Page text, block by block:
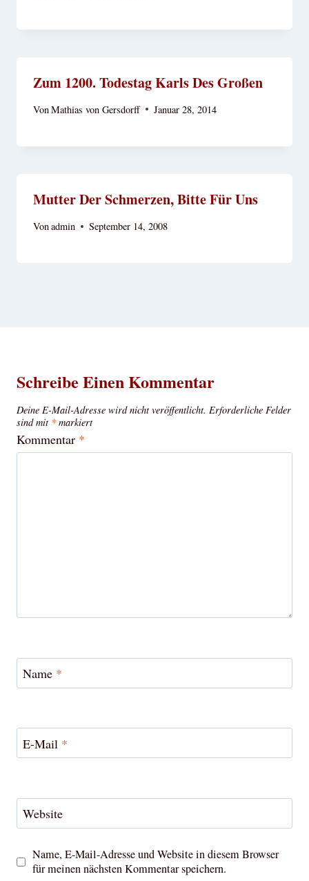
Zum 1200. Todestag Karls Des Großen
VonMathias von Gersdorff Januar 28, 2014
Mutter Der Schmerzen, Bitte Für Uns
Vonadmin September 14, 2008
Schreibe Einen Kommentar
Deine E-Mail-Adresse wird nicht veröffentlicht. Erforderliche Felder
sind mit * markiert
Kommentar *
Name *
E-Mail *
Website
Name, E-Mail-Adresse und Website in diesem Browser
für meinen nächsten Kommentar speichern.